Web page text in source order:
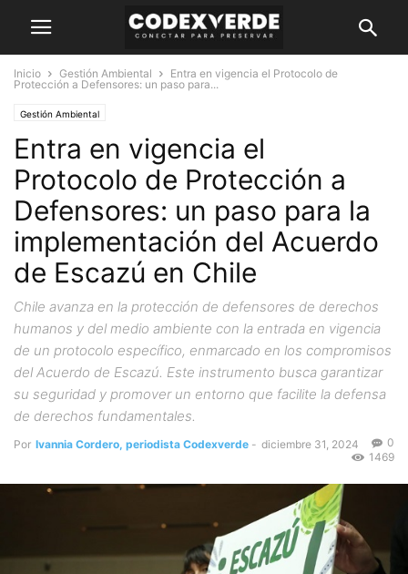
Inicio Gestión Ambiental
Entra en vigencia el Protocolo de
Protección a Defensores: un paso para...
Gestión Ambiental
Entra en vigencia el
Protocolo de Protección a
Defensores: un paso para la
implementación del Acuerdo
de Escazú en Chile
Chile avanza en la protección de defensores de derechos
humanos y del medio ambiente con la entrada en vigencia
de un protocolo específico, enmarcado en los compromisos
del Acuerdo de Escazú. Este instrumento busca garantizar
su seguridad y promover un entorno que facilite la defensa
de derechos fundamentales.
Por Ivannia Cordero, periodista Codexverde - diciembre 31, 2024
0
1469